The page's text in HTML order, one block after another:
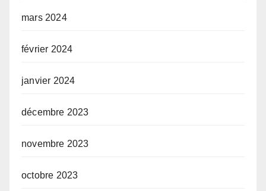
mars 2024
février 2024
janvier 2024
décembre 2023
novembre 2023
octobre 2023